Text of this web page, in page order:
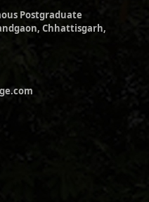
Postgraduate
Chhattisgarh,